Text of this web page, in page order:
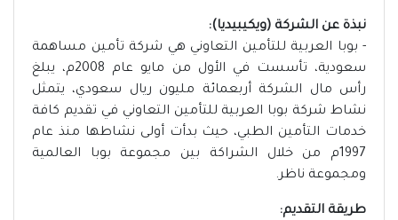
نبذة عن الشركة (ويكيبيديا):
- بوبا العربية للتأمين التعاوني هي شركة تأمين مساهمة
سعودية، تأسست في الأول من مايو عام 2008م، يبلغ
رأس مال الشركة أربعمائة مليون ريال سعودي، يتمثل
نشاط شركة بوبا العربية للتأمين التعاوني في تقديم كافة
خدمات التأمين الطبي، حيث بدأت أولى نشاطها منذ عام
1997م من خلال الشراكة بين مجموعة بوبا العالمية
ومجموعة ناظر.
طريقة التقديم: